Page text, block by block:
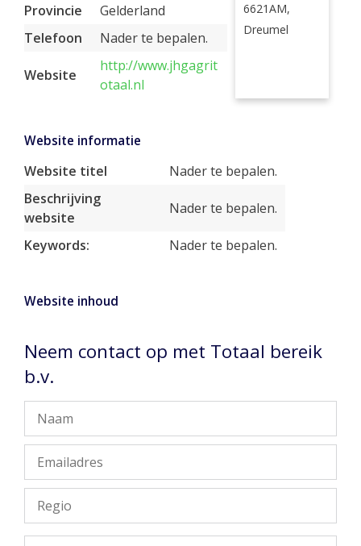
Provincie
Gelderland
Telefoon
Nader te bepalen.
Website
http://www.jhgagrit
otaal.nl
6621AM,
Dreumel
Website informatie
Website titel
Nader te bepalen.
Beschrijving
website
Nader te bepalen.
Keywords: Nader te bepalen.
Website inhoud
Neem contact op met Totaal bereik
b.v.